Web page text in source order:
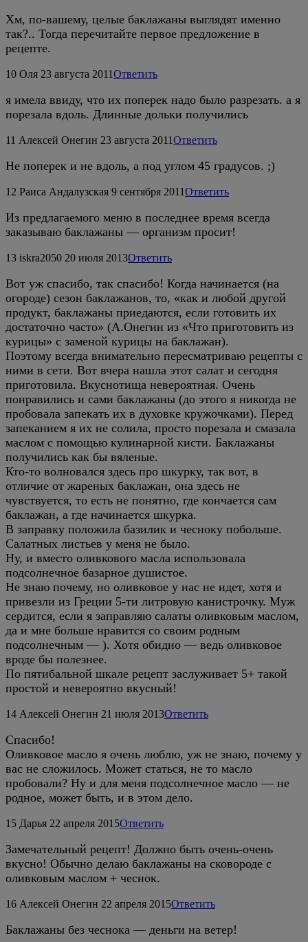
Хм, по-вашему, целые баклажаны выглядят именно
так?.. Тогда перечитайте первое предложение в
рецепте.
10 Оля 23 августа 2011Ответить
я имела ввиду, что их поперек надо было разрезать. а я
порезала вдоль. Длинные дольки получились
11 Алексей Онегин 23 августа 2011Ответить
Не поперек и не вдоль, а под углом 45 градусов. ;)
12 Раиса Андалузская 9 сентября 2011Ответить
Из предлагаемого меню в последнее время всегда
заказываю баклажаны — организм просит!
13 iskra2050 20 июля 2013Ответить
Вот уж спасибо, так спасибо! Когда начинается (на
огороде) сезон баклажанов, то, «как и любой другой
продукт, баклажаны приедаются, если готовить их
достаточно часто» (А.Онегин из «Что приготовить из
курицы» с заменой курицы на баклажан).
Поэтому всегда внимательно пересматриваю рецепты с
ними в сети. Вот вчера нашла этот салат и сегодня
приготовила. Вкуснотища невероятная. Очень
понравились и сами баклажаны (до этого я никогда не
пробовала запекать их в духовке кружочками). Перед
запеканием я их не солила, просто порезала и смазала
маслом с помощью кулинарной кисти. Баклажаны
получились как бы вяленые.
Кто-то волновался здесь про шкурку, так вот, в
отличие от жареных баклажан, она здесь не
чувствуется, то есть не понятно, где кончается сам
баклажан, а где начинается шкурка.
В заправку положила базилик и чесноку побольше.
Салатных листьев у меня не было.
Ну, и вместо оливкового масла использовала
подсолнечное базарное душистое.
Не знаю почему, но оливковое у нас не идет, хотя и
привезли из Греции 5-ти литровую канистрочку. Муж
сердится, если я заправляю салаты оливковым маслом,
да и мне больше нравится со своим родным
подсолнечным — ). Хотя обидно — ведь оливковое
вроде бы полезнее.
По пятибальной шкале рецепт заслуживает 5+ такой
простой и невероятно вкусный!
14 Алексей Онегин 21 июля 2013Ответить
Спасибо!
Оливковое масло я очень люблю, уж не знаю, почему у
вас не сложилось. Может статься, не то масло
пробовали? Ну и для меня подсолнечное масло — не
родное, может быть, и в этом дело.
15 Дарья 22 апреля 2015Ответить
Замечательный рецепт! Должно быть очень-очень
вкусно! Обычно делаю баклажаны на сковороде с
оливковым маслом + чеснок.
16 Алексей Онегин 22 апреля 2015Ответить
Баклажаны без чеснока — деньги на ветер!